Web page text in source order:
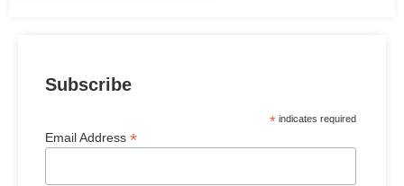
Subscribe
*indicates required
Email Address*